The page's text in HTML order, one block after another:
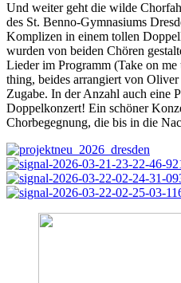
Und weiter geht die wilde
des St. Benno-Gymnasiums
Komplizen in einem tollen
wurden von beiden Chören
Lieder im Programm (Take on
thing, beides arrangiert von
Zugabe. In der Anzahl auch eine
Doppelkonzert! Ein schöner
Chorbegegnung, die bis in die